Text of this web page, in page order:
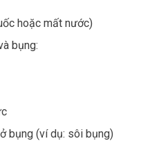
hoặc mất nước)
bụng:
bụng (ví dụ: sôi bụng)